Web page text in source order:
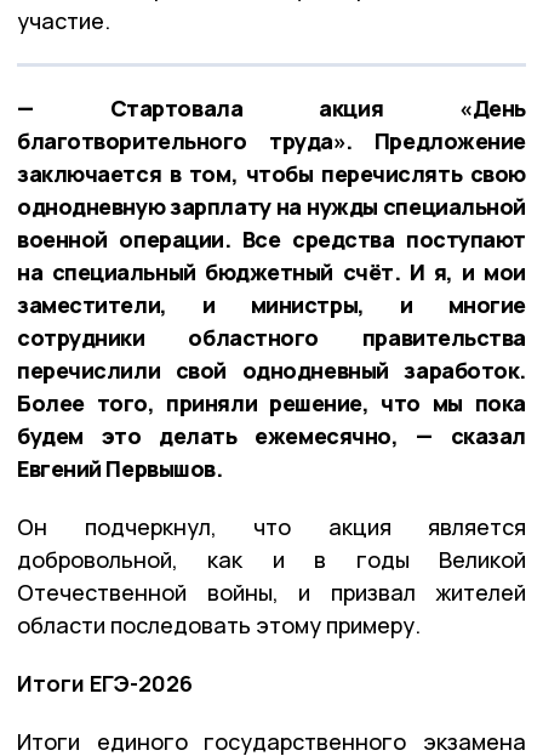
участие.
— Стартовала акция «День
благотворительного труда». Предложение
заключается в том, чтобы перечислять свою
однодневную зарплату на нужды специальной
военной операции. Все средства поступают
на специальный бюджетный счёт. И я, и мои
заместители, и министры, и многие
сотрудники областного правительства
перечислили свой однодневный заработок.
Более того, приняли решение, что мы пока
будем это делать ежемесячно, — сказал
Евгений Первышов.
Он подчеркнул, что акция является
добровольной, как и в годы Великой
Отечественной войны, и призвал жителей
области последовать этому примеру.
Итоги ЕГЭ-2026
Итоги единого государственного экзамена